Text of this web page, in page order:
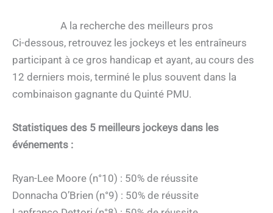
A la recherche des meilleurs pros
Ci-dessous, retrouvez les jockeys et les entraîneurs
participant à ce gros handicap et ayant, au cours des
12 derniers mois, terminé le plus souvent dans la
combinaison gagnante du Quinté PMU.
Statistiques des 5 meilleurs jockeys dans les
événements :
Ryan-Lee Moore (n°10) : 50% de réussite
Donnacha O’Brien (n°9) : 50% de réussite